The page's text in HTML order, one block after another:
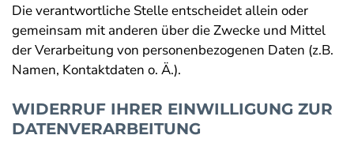
Die verantwortliche Stelle entscheidet allein oder
gemeinsam mit anderen über die Zwecke und Mittel
der Verarbeitung von personenbezogenen Daten (z.B.
Namen, Kontaktdaten o. Ä.).
WIDERRUF IHRER EINWILLIGUNG ZUR
DATENVERARBEITUNG